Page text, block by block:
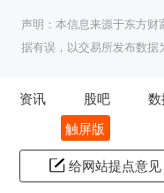
声明：本信息来源于东方
据有误，以交易所发布数据
资讯 股吧
触屏版
给网站提点意见